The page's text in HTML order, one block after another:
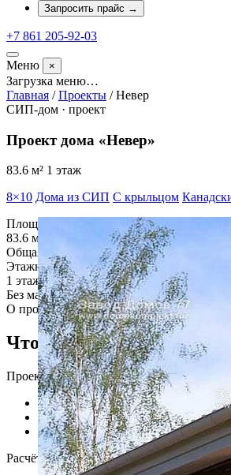
Запросить прайс →
+7 861 205-92-03
Меню ×
Загрузка меню…
Главная / Проекты / Невер
СИП-дом · проект
Проект дома «Невер»
83.6 м² 1 этаж
8×10 Дома из СИП С крыльцом
Площадь
83.6 м²
Общая площадь дома
Этажность
1 этаж
Без мансарды
О проекте
Что важно знать о «Невер»
Проект одноэтажного дома из СИП-
Кабинет
СИП-панели
Терраса
Расчёт за 24 часа